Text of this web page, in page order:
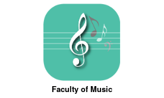
Faculty of Music